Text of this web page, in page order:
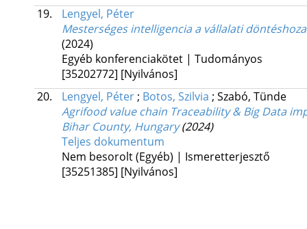
19.
Lengyel, Péter
Mesterséges intelligencia a vállalati
(2024)
Egyéb konferenciakötet | Tudományos
[35202772] [Nyilvános]
20.
Lengyel, Péter; Botos, Szilvia ; Szabó, Tünde
Agrifood value chain Traceability & Big Data
Bihar County, Hungary (2024)
Teljes dokumentum
Nem besorolt (Egyéb) | Ismeretterjesztő
[35251385] [Nyilvános]